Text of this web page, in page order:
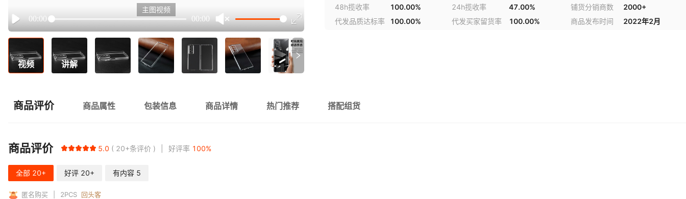
Play
00:00 00:00
主图视频 讲解视频
视频 讲解
48h揽收率
100.00% 24h揽收率 47.00% 铺货分销商数
2000+
代发品质达标率
100.00% 代发买家留货率 100.00% 商品发布时间 2022年2月
商品评价 商品属性 包装信息 商品详情 热门推荐 搭配组货
商品评价 5.0 20+条评价 好评率 100%
全部 20+ 好评 20+ 有内容 5
匿名购买 2PCS 回头客